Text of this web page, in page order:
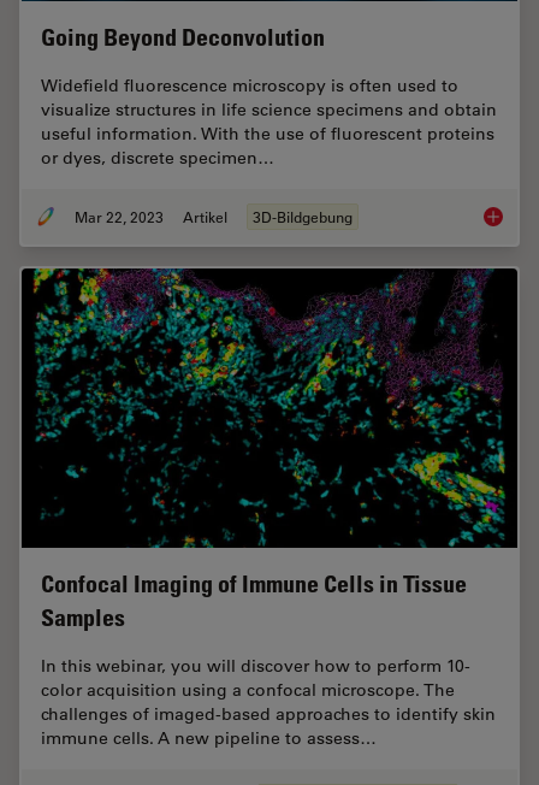
Going Beyond Deconvolution
Widefield fluorescence microscopy is often used to
visualize structures in life science specimens and obtain
useful information. With the use of fluorescent proteins
or dyes, discrete specimen…
Mar 22, 2023 Artikel 3D-Bildgebung Going
Confocal Imaging of Immune Cells in Tissue
Samples
In this webinar, you will discover how to perform 10-
color acquisition using a confocal microscope. The
challenges of imaged-based approaches to identify skin
immune cells. A new pipeline to assess…